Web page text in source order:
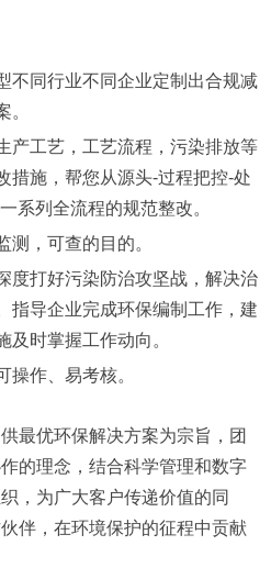
不同行业不同企业定制出合规减
。
产工艺，工艺流程，污染排放等
措施，帮您从源头-过程把控-处
系列全流程的规范整改。
测，可查的目的。
度打好污染防治攻坚战，解决治
指导企业完成环保编制工作，建
及时掌握工作动向。
操作、易考核。
最优环保解决方案为宗旨，团
的理念，结合科学管理和数字
，为广大客户传递价值的同
伴，在环境保护的征程中贡献